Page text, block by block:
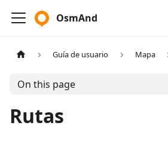
OsmAnd
Guía de usuario Mapa
On this page
Rutas